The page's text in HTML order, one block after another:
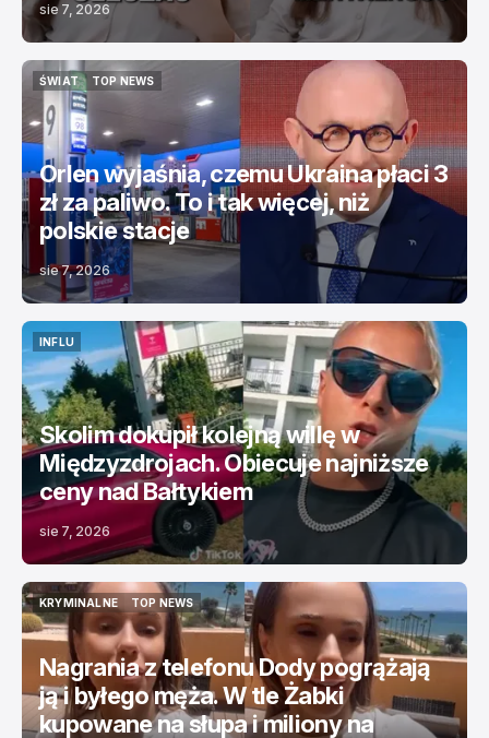
sie 7, 2026
ŚWIAT
ŚWIAT
TOP NEWS
Orlen wyjaśnia, czemu Ukraina płaci 3
zł za paliwo. To i tak więcej, niż
polskie stacje
sie 7, 2026
INFLU
INFLU
Skolim dokupił kolejną willę w
Międzyzdrojach. Obiecuje najniższe
ceny nad Bałtykiem
sie 7, 2026
KRYMINALNE
KRYMINALNE
TOP NEWS
TOP NEWS
Nagrania z telefonu Dody pogrążają
ją i byłego męża. W tle Żabki
kupowane na słupa i miliony na